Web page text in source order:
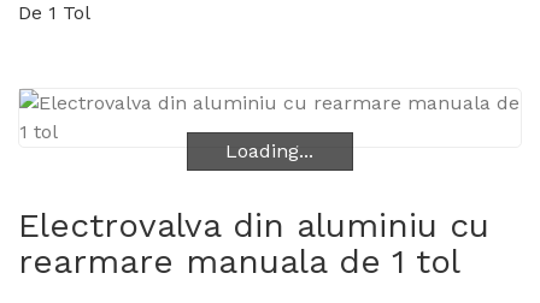
De 1 Tol
Loading...
Loading...
Electrovalva din aluminiu cu
rearmare manuala de 1 tol